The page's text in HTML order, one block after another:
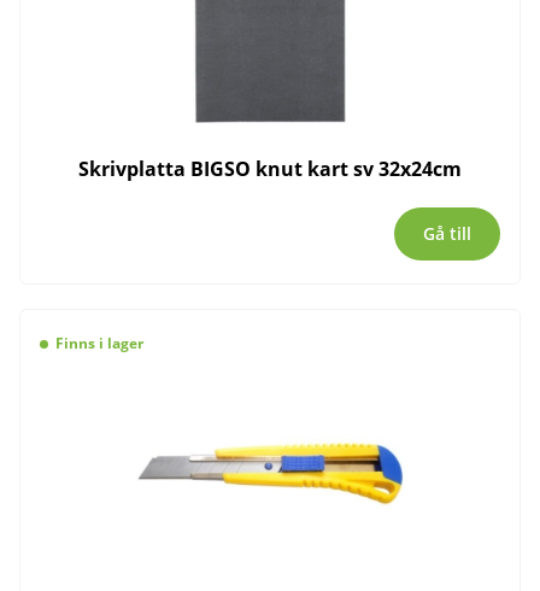
Skrivplatta BIGSO knut kart sv 32x24cm
Gå till
Finns i lager